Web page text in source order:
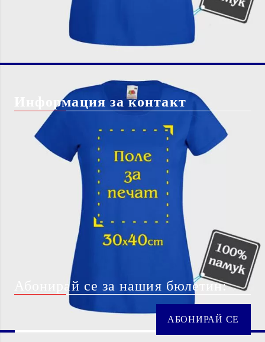
Регистрация
Информация за контакт
info@giftbg.com
0884 22 38 56
Абонирай се за нашия бюлетин: